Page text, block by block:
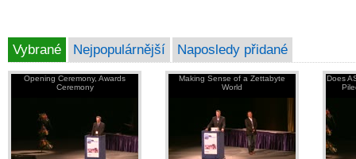
Vybrané Nejpopulárnější Naposledy přidané
Opening Ceremony, Awards
Ceremony
Making Sense of a Zettabyte
World
Does